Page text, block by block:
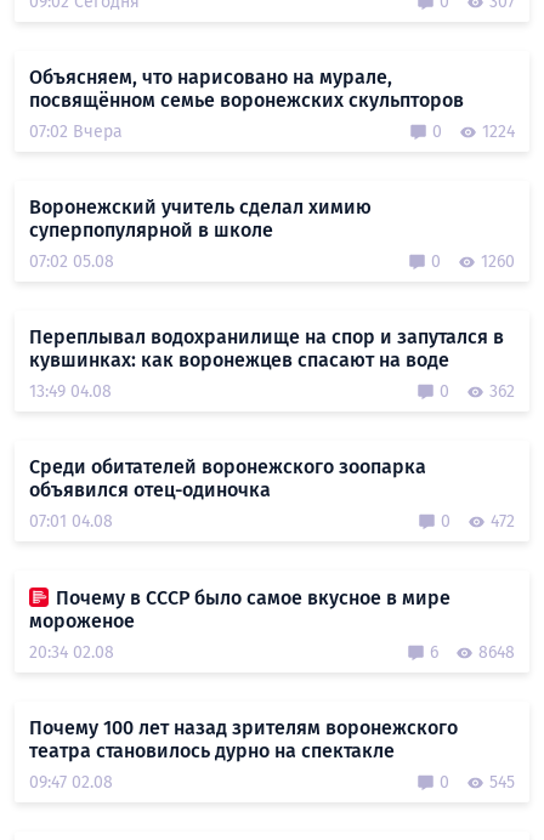
Объясняем, что нарисовано на мурале,
посвящённом семье воронежских скульпторов
07:02 Вчера 0 1224
Воронежский учитель сделал химию
суперпопулярной в школе
07:02 05.08 0 1260
Переплывал водохранилище на спор и запутался в
кувшинках: как воронежцев спасают на воде
13:49 04.08 0 362
Среди обитателей воронежского зоопарка
объявился отец-одиночка
07:01 04.08 0 472
Почему в СССР было самое вкусное в мире
мороженое
20:34 02.08 6 8648
Почему 100 лет назад зрителям воронежского
театра становилось дурно на спектакле
09:47 02.08 0 545